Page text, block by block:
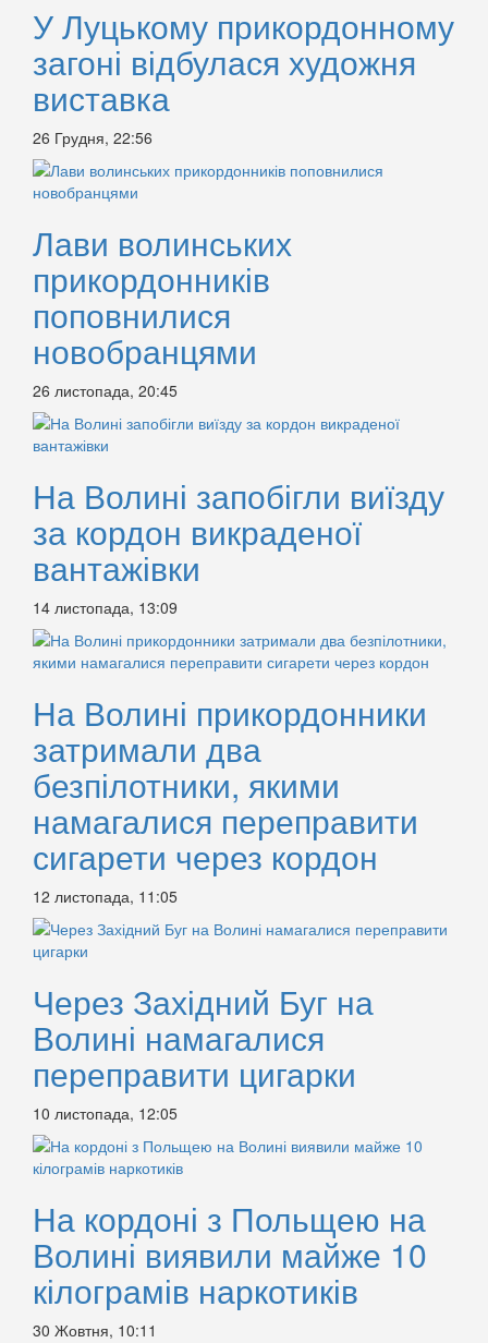
У Луцькому прикордонному
загоні відбулася художня
виставка
26 Грудня, 22:56
Лави волинських
прикордонників
поповнилися
новобранцями
26 листопада, 20:45
На Волині запобігли виїзду
за кордон викраденої
вантажівки
14 листопада, 13:09
На Волині прикордонники
затримали два
безпілотники, якими
намагалися переправити
сигарети через кордон
12 листопада, 11:05
Через Західний Буг на
Волині намагалися
переправити цигарки
10 листопада, 12:05
На кордоні з Польщею на
Волині виявили майже 10
кілограмів наркотиків
30 Жовтня, 10:11